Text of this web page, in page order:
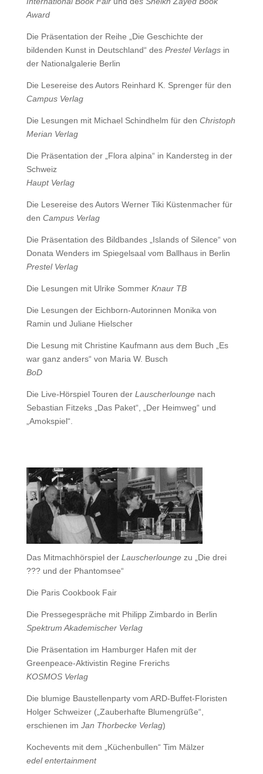
Award
Die Präsentation der Reihe „Die Geschichte der
bildenden Kunst in Deutschland“ desPrestel Verlagsin
der Nationalgalerie Berlin
Die Lesereise des Autors Reinhard K. Sprenger für den
Campus Verlag
Die Lesungen mit Michael Schindhelm für den Christoph
Merian Verlag
Die Präsentation der „Flora alpina“ in Kandersteg in der
Schweiz
Haupt Verlag
Die Lesereise des Autors Werner Tiki Küstenmacher für
den Campus Verlag
Die Präsentation des Bildbandes „Islands of Silence“ von
Donata Wenders im Spiegelsaal vom Ballhaus in Berlin
Prestel Verlag
Die Lesungen mit Ulrike Sommer Knaur TB
Die Lesungen der Eichborn-Autorinnen Monika von
Ramin und Juliane Hielscher
Die Lesung mit Christine Kaufmann aus dem Buch „Es
war ganz anders“ von Maria W. Busch
BoD
Die Live-Hörspiel Touren der Lauscherloungenach
Sebastian Fitzeks „Das Paket“, „Der Heimweg“ und
„Amokspiel“.
Das Mitmachhörspiel der Lauscherloungezu „Die drei
??? und der Phantomsee“
Die Paris Cookbook Fair
Die Pressegespräche mit Philipp Zimbardo in Berlin
Spektrum Akademischer Verlag
Die Präsentation im Hamburger Hafen mit der
Greenpeace-Aktivistin Regine Frerichs
KOSMOS Verlag
Die blumige Baustellenparty vom ARD-Buffet-Floristen
Holger Schweizer („Zauberhafte Blumengrüße“,
erschienen im Jan Thorbecke Verlag)
Kochevents mit dem „Küchenbullen“ Tim Mälzer
edel entertainment